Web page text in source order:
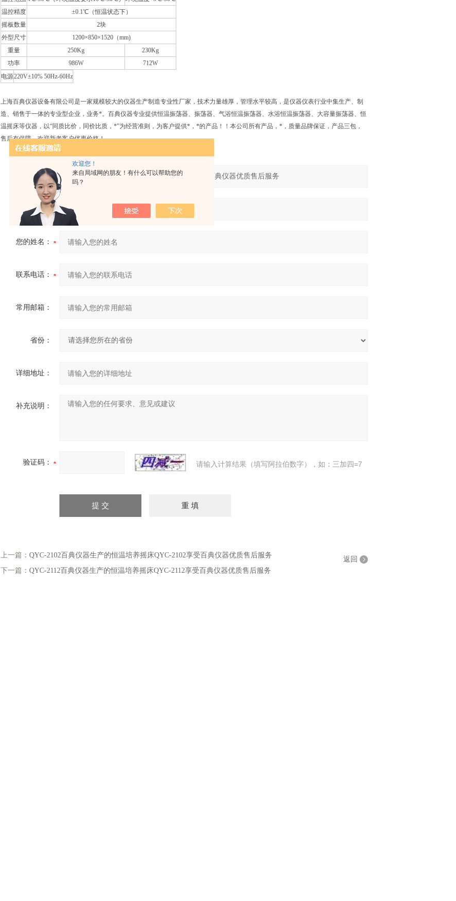
欢迎您！
来自局域网的朋友！有什么可以帮助您的
吗？
温控精度
±0.1℃（恒温状态下）
摇板数量
2块
外型尺寸
1200×850×1520（mm)
重量
250Kg
230Kg
功率
986W
712W
电源220V±10% 50Hz-60Hz
上海百典仪器设备有限公司是一家规模较大的仪器生产制造专业性厂家，技术力量雄厚，管理水平较高，是仪器仪表行业中集生产、制
造、销售于一体的专业型企业，业务*。百典仪器专业提供恒温振荡器、振荡器、气浴恒温振荡器、水浴恒温振荡器、大容量振荡器、恒
温摇床等仪器，以“同质比价，同价比质，*”为经营准则，为客户提供*，*的产品！！本公司所有产品，*，质量品牌保证，产品三包，
售后有保障，欢迎新老客户优惠价格！
产品：
您的单位：
您的姓名：
联系电话：
常用邮箱：
省份：
详细地址：
补充说明：
验证码： 请输入计算结果（填写阿拉伯数字），如：三加四=7
上一篇： QYC-2102百典仪器生产的恒温培养摇床QYC-2102享受百典仪器优质售后服务
下一篇： QYC-2112百典仪器生产的恒温培养摇床QYC-2112享受百典仪器优质售后服务
返回